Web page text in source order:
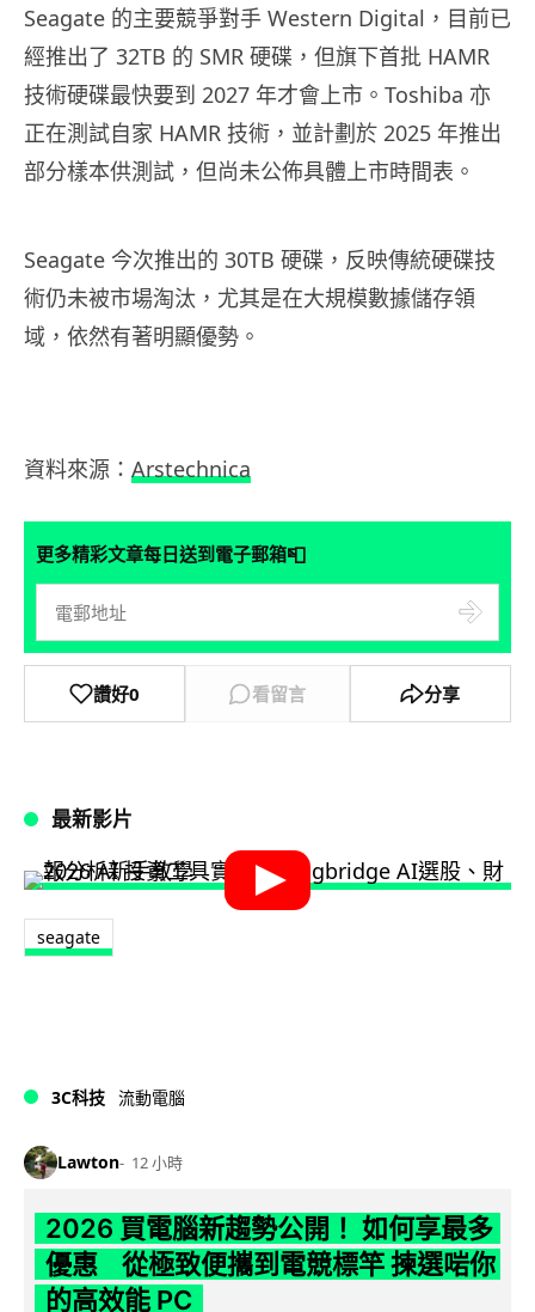
Seagate 的主要競爭對手 Western Digital，目前已
經推出了 32TB 的 SMR 硬碟，但旗下首批 HAMR
技術硬碟最快要到 2027 年才會上市。Toshiba 亦
正在測試自家 HAMR 技術，並計劃於 2025 年推出
部分樣本供測試，但尚未公佈具體上市時間表。
Seagate 今次推出的 30TB 硬碟，反映傳統硬碟技
術仍未被市場淘汰，尤其是在大規模數據儲存領
域，依然有著明顯優勢。
資料來源： Arstechnica
更多精彩文章每日送到電子郵箱📮
讚好0 看留言 分享
最新影片
seagate
3C科技 流動電腦
Lawton 12 小時
2026 買電腦新趨勢公開！ 如何享最多
優惠 從極致便攜到電競標竿 揀選啱你
的高效能 PC